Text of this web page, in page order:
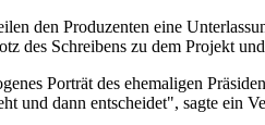
den Produzenten eine
des Schreibens zu dem Projekt
Porträt des ehemaligen
und dann entscheidet", sagte ein